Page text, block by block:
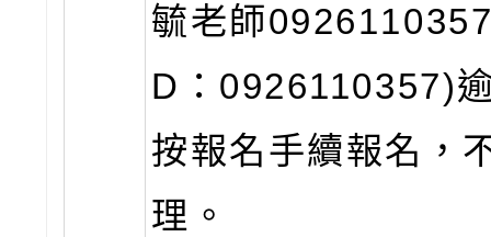
毓老師
D：0926110357)
按報名手續報名，
理。